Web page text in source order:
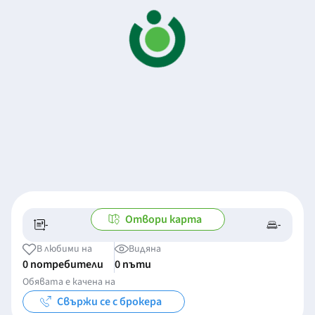
- -/- -
Отвори карта
В любими на
0 потребители
Видяна
0 пъти
Обявата е качена на
Свържи се с брокера